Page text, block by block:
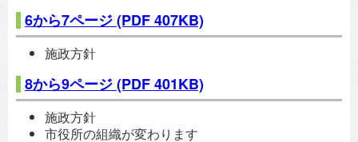
6から7ページ(PDF 407KB)
施政方針
8から9ページ(PDF 401KB)
施政方針
市役所の組織が変わります